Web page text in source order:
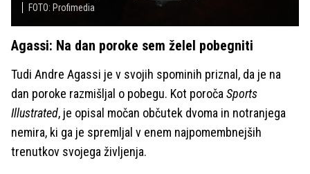
FOTO: Profimedia
Agassi: Na dan poroke sem želel pobegniti
Tudi Andre Agassi je v svojih spominih priznal, da je na
dan poroke razmišljal o pobegu. Kot poročaSports
Illustrated, je opisal močan občutek dvoma in notranjega
nemira, ki ga je spremljal v enem najpomembnejših
trenutkov svojega življenja.